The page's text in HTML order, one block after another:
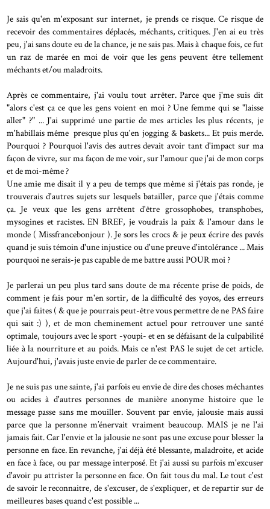
Je sais qu'en m'exposant sur internet, je prends ce risque. Ce risque de
recevoir des commentaires déplacés, méchants, critiques. J'en ai eu très
peu, j'ai sans doute eu de la chance, je ne sais pas. Mais à chaque fois, ce fut
un raz de marée en moi de voir que les gens peuvent être tellement
méchants et/ou maladroits.
Après ce commentaire, j'ai voulu tout arrêter. Parce que j'me suis dit
"alors c'est ça ce que les gens voient en moi ? Une femme qui se "laisse
aller" ?" ... J'ai supprimé une partie de mes articles les plus récents, je
m'habillais même presque plus qu'en jogging & baskets... Et puis merde.
Pourquoi ? Pourquoi l'avis des autres devait avoir tant d'impact sur ma
façon de vivre, sur ma façon de me voir, sur l'amour que j'ai de mon corps
et de moi-même ?
Une amie me disait il y a peu de temps que même si j'étais pas ronde, je
trouverais d'autres sujets sur lesquels batailler, parce que j'étais comme
ça. Je veux que les gens arrêtent d'être grossophobes, transphobes,
mysogines et racistes. EN BREF, je voudrais la paix & l'amour dans le
monde ( Missfrancebonjour ). Je sors les crocs & je peux écrire des pavés
quand je suis témoin d'une injustice ou d'une preuve d'intolérance ... Mais
pourquoi ne serais-je pas capable de me battre aussi POUR moi ?
Je parlerai un peu plus tard sans doute de ma récente prise de poids, de
comment je fais pour m'en sortir, de la difficulté des yoyos, des erreurs
que j'ai faites ( & que je pourrais peut-être vous permettre de ne PAS faire
qui sait :) ), et de mon cheminement actuel pour retrouver une santé
optimale, toujours avec le sport -youpi- et en se défaisant de la culpabilité
liée à la nourriture et au poids. Mais ce n'est PAS le sujet de cet article.
Aujourd'hui, j'avais juste envie de parler de ce commentaire.
Je ne suis pas une sainte, j'ai parfois eu envie de dire des choses méchantes
ou acides à d'autres personnes de manière anonyme histoire que le
message passe sans me mouiller. Souvent par envie, jalousie mais aussi
parce que la personne m’énervait vraiment beaucoup. MAIS je ne l'ai
jamais fait. Car l'envie et la jalousie ne sont pas une excuse pour blesser la
personne en face. En revanche, j'ai déjà été blessante, maladroite, et acide
en face à face, ou par message interposé. Et j'ai aussi su parfois m'excuser
d'avoir pu attrister la personne en face. On fait tous du mal. Le tout c'est
de savoir le reconnaitre, de s'excuser, de s'expliquer, et de repartir sur de
meilleures bases quand c'est possible ...